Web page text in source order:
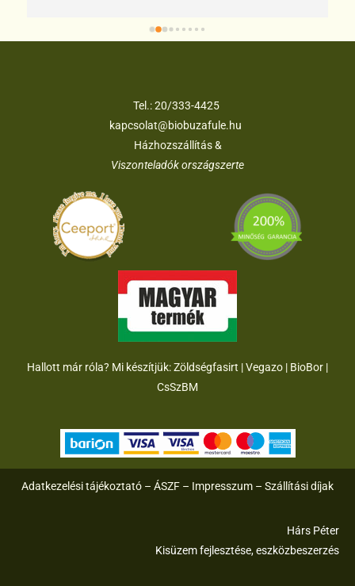
búzafűmagot Önöktől vásárolhatom meg.
Tel.:20/333-4425
kapcsolat@biobuzafule.hu
Házhozszállítás &
Viszonteladók országszerte
Hallott már róla? Mi készítjük:Zöldségfasirt |Vegazo | BioBor |
CsSzBM
Adatkezelési tájékoztató – ÁSZF – Impresszum – Szállítási díjak
Hárs Péter
Kisüzem fejlesztése, eszközbeszerzés